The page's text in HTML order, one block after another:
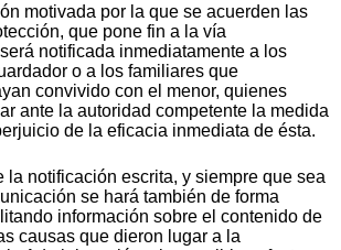
motivada por la que se acuerden las
que pone fin a la vía
notificada inmediatamente a los
o a los familiares que
convivido con el menor, quienes
ante la autoridad competente la medida
de la eficacia inmediata de ésta.
la notificación escrita, y siempre que sea
se hará también de forma
información sobre el contenido de
causas que dieron lugar a la